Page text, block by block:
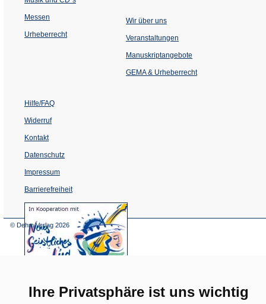
Ihre Privatsphäre ist uns wichtig
Messen
Urheberrecht
Wir über uns
Veranstaltungen
einem
Tab)
Manuskriptangebote
GEMA & Urheberrecht
Hilfe/FAQ
Widerruf
Kontakt
Datenschutz
Impressum
Barrierefreiheit
(Öffnet
in
© Dehm Verlag 2026